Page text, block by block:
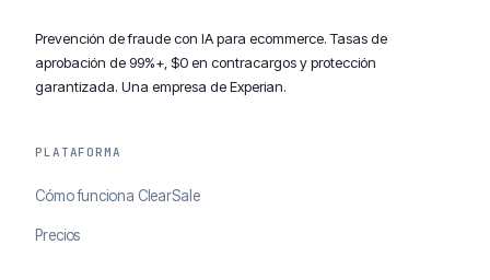
Prevención de fraude con IA para ecommerce. Tasas de
aprobación de 99%+, $0 en contracargos y protección
garantizada. Una empresa de Experian.
PLATAFORMA
Cómo funciona ClearSale
Precios